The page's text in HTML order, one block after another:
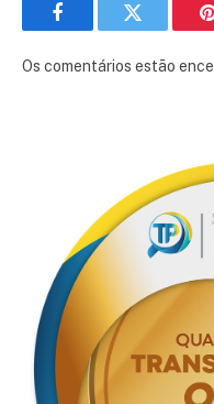
FacebookTwitter
Os comentários estão